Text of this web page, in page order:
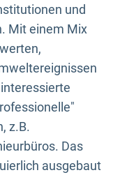
und
Mit einem Mix
z.B.
Das
ausgebaut